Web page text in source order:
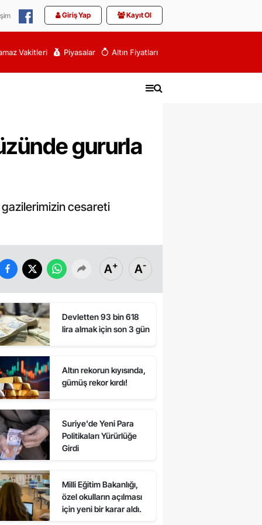
Giriş Yap Kayıt Ol
Vakitleri Piyasalar Altın Fiyatları
gururla
gazilerimizin cesareti
A+ A-
Devletten 93 bin 618
lira almak için son 3 gün
Altın rekorun kıyısında,
gümüş rekor kırdı!
Suriye'de Yeni Para
Politikaları Yürürlüğe
Girdi
Milli Eğitim Bakanlığı,
özel okulların açılması
için yeni bir karar aldı.